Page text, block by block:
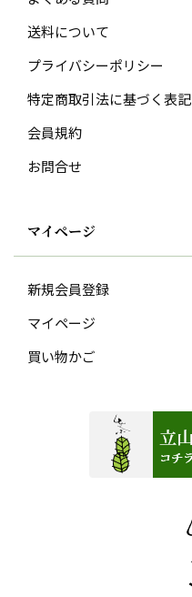
送料について
プライバシーポリシー
特定商取引法に基づく表記
会員規約
お問合せ
マイページ
新規会員登録
マイページ
買い物かご